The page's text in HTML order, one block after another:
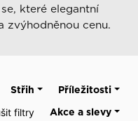
které elegantní
zvýhodněnou cenu.
Příležitosti
Střih
Akce a slevy
filtry